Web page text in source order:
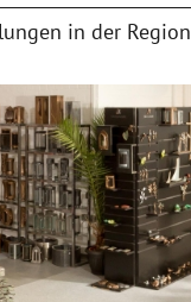
in der Region